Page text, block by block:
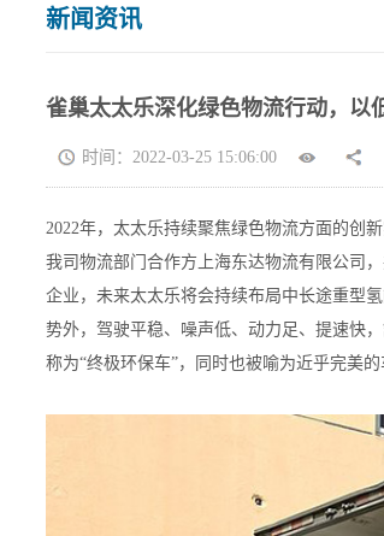
新闻资讯
雀巢太太乐深化绿色物流行动，以
时间：2022-03-25 15:06:00
2022年，太太乐持续聚焦绿色物流方面的创
我司物流部门合作方上海东达物流有限公司
企业，未来太太乐将会持续布局中长途重型
势外，驾驶平稳、噪声低、动力足、提速快
称为“终极环保车”，同时也被喻为近乎完美的